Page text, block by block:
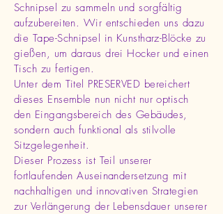
Schnipsel zu sammeln und sorgfältig
aufzubereiten. Wir entschieden uns dazu
die Tape-Schnipsel in Kunstharz-Blöcke zu
gießen, um daraus drei Hocker und einen
Tisch zu fertigen.
Unter dem Titel PRESERVED bereichert
dieses Ensemble nun nicht nur optisch
den Eingangsbereich des Gebäudes,
sondern auch funktional als stilvolle
Sitzgelegenheit.
Dieser Prozess ist Teil unserer
fortlaufenden Auseinandersetzung mit
nachhaltigen und innovativen Strategien
zur Verlängerung der Lebensdauer unserer